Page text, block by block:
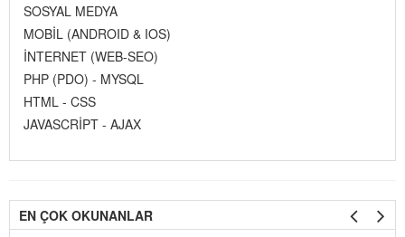
SOSYAL MEDYA
MOBİL (ANDROID & IOS)
İNTERNET (WEB-SEO)
PHP (PDO) - MYSQL
HTML - CSS
JAVASCRİPT - AJAX
EN ÇOK OKUNANLAR